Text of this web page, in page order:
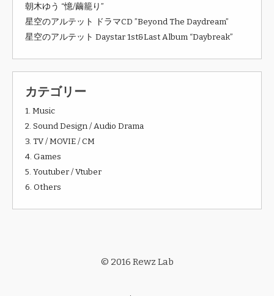
朝木ゆう “憶/繭籠り”
星空のアルテット ドラマCD ”Beyond The Daydream”
星空のアルテット Daystar 1st&Last Album “Daybreak”
カテゴリー
1. Music
2. Sound Design / Audio Drama
3. TV / MOVIE / CM
4. Games
5. Youtuber / Vtuber
6. Others
© 2016 Rewz Lab